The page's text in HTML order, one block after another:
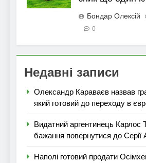
Бондар Олексій
0
Недавні записи
Олександр Караваєв назвав
який готовий до переходу в
Видатний аргентинець Карлос
бажання повернутися до Серії
Наполі готовий продати